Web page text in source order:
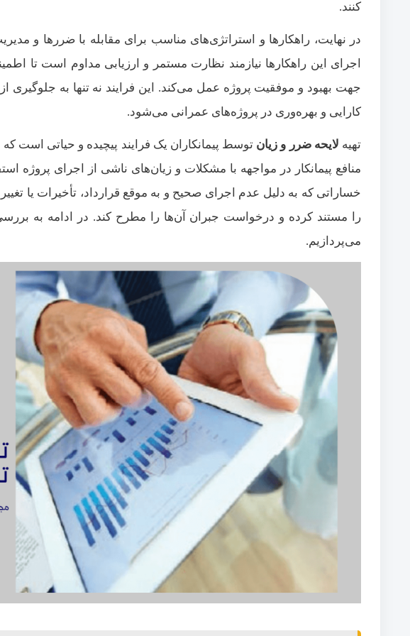
کنند.
در نهایت، راهکارها و استراتژی‌های مناسب برای مقابله با ضررها و
اجرای این راهکارها نیازمند نظارت مستمر و ارزیابی مداوم است تا
جهت بهبود و موفقیت پروژه عمل می‌کند. این فرایند نه تنها به
کارایی و بهره‌وری در پروژه‌های عمرانی می‌شود.
تهیه لایحه ضرر و زیان توسط پیمانکاران یک فرایند پیچیده و حیاتی
منافع پیمانکار در مواجهه با مشکلات و زیان‌های ناشی از اجرای پروژه
خساراتی که به دلیل عدم اجرای صحیح و به موقع قرارداد، تأخیرات یا
را مستند کرده و درخواست جبران آن‌ها را مطرح کند. در ادامه به
می‌پردازیم.